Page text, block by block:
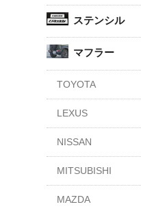
ステンシル
マフラー
TOYOTA
LEXUS
NISSAN
MITSUBISHI
MAZDA